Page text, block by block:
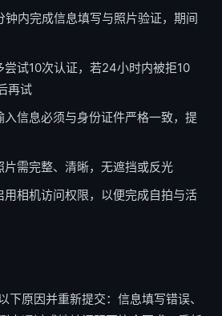
钟内完成信息填写与照片验证，期间
尝试10次认证，若24小时内被拒10
再试
入信息必须与身份证件严格一致，提
片需完整、清晰，无遮挡或反光
用相机访问权限，以便完成自拍与活
下原因并重新提交：信息填写错误、